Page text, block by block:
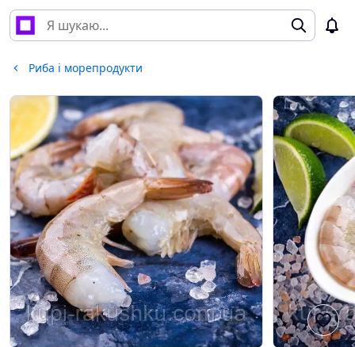
Риба і морепродукти